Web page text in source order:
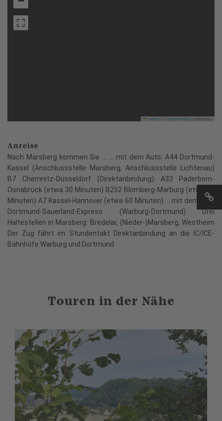
Leaflet OpenStreetMapcontributors
Anreise
Nach Marsberg kommen Sie ... ... mit dem Auto: A44 Dortmund-
Kassel (Anschlussstelle Marsberg, Anschlussstelle Lichtenau)
B7 Chemnitz-Düsseldorf (Direktanbindung) A33 Paderborn-
Osnabrück (etwa 30 Minuten) B252 Blomberg-Marburg (etwa 20
Minuten) A7 Kassel-Hannover (etwa 60 Minuten) ... mit dem Zug:
Dortmund-Sauerland-Express (Warburg-Dortmund) Drei
Haltestellen in Marsberg: Bredelar, (Nieder-)Marsberg, Westheim
Der Zug fährt im Stundentakt Direktanbindung an die IC/ICE-
Bahnhöfe Warburg und Dortmund
Touren in der Nähe